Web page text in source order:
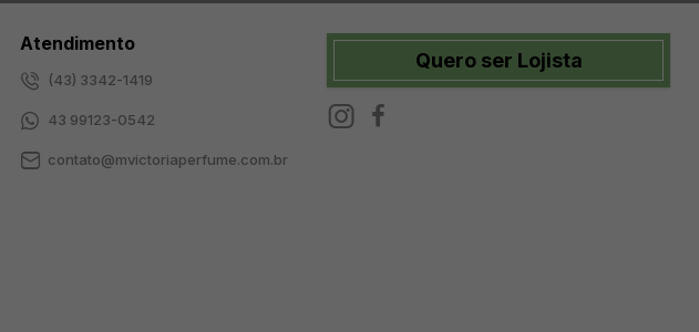
Atendimento
(43) 3342-1419
43 99123-0542
contato@mvictoriaperfume.com.br
Quero ser Lojista